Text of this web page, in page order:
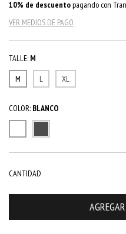
10% de descuentopagando con
VER MEDIOS DE PAGO
TALLE: M
M
L XL
COLOR: BLANCO
CANTIDAD